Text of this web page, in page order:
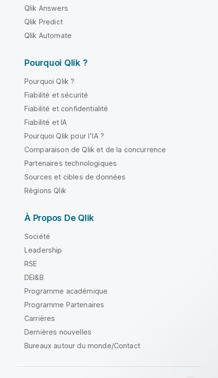
Qlik Answers
Qlik Predict
Qlik Automate
Pourquoi Qlik ?
Pourquoi Qlik ?
Fiabilité et sécurité
Fiabilité et confidentialité
Fiabilité et IA
Pourquoi Qlik pour l'IA ?
Comparaison de Qlik et de la concurrence
Partenaires technologiques
Sources et cibles de données
Régions Qlik
À Propos De Qlik
Société
Leadership
RSE
DEI&B
Programme académique
Programme Partenaires
Carrières
Dernières nouvelles
Bureaux autour du monde/Contact